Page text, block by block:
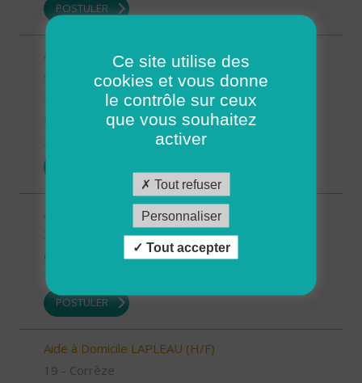
POSTULER
Auxiliaire de Vie/Accompagnant Educatif et Social
sur ROSCOFF (H/F)
29 - Finistère
Possibilité de CDI ou CDD
Auxiliaire de vie sociale - secteur Estang (H/F)
19/12/2025
POSTULER
Aide à Domicile LAPLEAU (H/F)
19 - Corrèze
Ce site utilise des
cookies et vous donne
le contrôle sur ceux
que vous souhaitez
activer
Tout refuser
Personnaliser
Tout accepter